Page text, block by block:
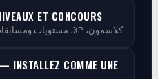
ET CONCOURS
كلاسمون، XP، مستويات ومسابقات
INSTALLEZ COMME UNE